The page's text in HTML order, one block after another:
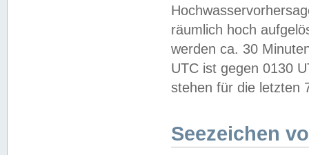
räumlich hoch
werden ca. 30
UTC ist gegen 0130
stehen für die letzten
Seezeichen